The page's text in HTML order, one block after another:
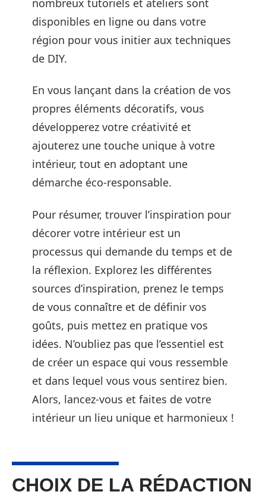
disponibles en ligne ou dans votre
région pour vous initier aux techniques
de DIY.
En vous lançant dans la création de vos
propres éléments décoratifs, vous
développerez votre créativité et
ajouterez une touche unique à votre
intérieur, tout en adoptant une
démarche éco-responsable.
Pour résumer, trouver l’inspiration pour
décorer votre intérieur est un
processus qui demande du temps et de
la réflexion. Explorez les différentes
sources d’inspiration, prenez le temps
de vous connaître et de définir vos
goûts, puis mettez en pratique vos
idées. N’oubliez pas que l’essentiel est
de créer un espace qui vous ressemble
et dans lequel vous vous sentirez bien.
Alors, lancez-vous et faites de votre
intérieur un lieu unique et harmonieux !
CHOIX DE LA RÉDACTION